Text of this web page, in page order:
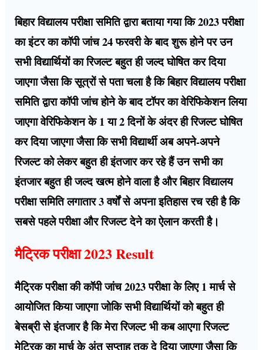
बिहार विद्यालय परीक्षा समिति द्वारा बताया गया कि 2023 परीक्षा
का इंटर का कॉपी जांच 24 फरवरी के बाद शुरू होने पर उन
सभी विद्यार्थियों का रिजल्ट बहुत ही जल्द घोषित कर दिया
जाएगा जैसा कि सूत्रों से पता चला है कि बिहार विद्यालय परीक्षा
समिति द्वारा कॉपी जांच होने के बाद टॉपर का वेरिफिकेशन लिया
जाएगा वेरिफिकेशन के 1 या 2 दिनों के अंदर ही रिजल्ट घोषित
कर दिया जाएगा जैसा कि सभी विद्यार्थी अब अपने-अपने
रिजल्ट को लेकर बहुत ही इंतजार कर रहे हैं उन सभी का
इंतजार बहुत ही जल्द खत्म होने वाला है और बिहार विद्यालय
परीक्षा समिति लगातार 3 वर्षों से अपना इतिहास रच रही है कि
सबसे पहले परीक्षा और रिजल्ट देने का ऐलान करती है।
मैट्रिक परीक्षा 2023 Result
मैट्रिक परीक्षा की कॉपी जांच 2023 परीक्षा के लिए 1 मार्च से
आयोजित किया जाएगा जोकि सभी विद्यार्थियों को बहुत ही
बेसब्री से इंतजार है कि मेरा रिजल्ट भी कब आएगा रिजल्ट
मेट्रिक का मार्च के अंत सप्ताह तक दे दिया जाएगा जैसा कि